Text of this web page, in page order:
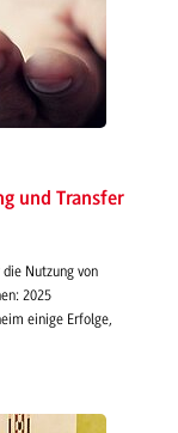
und Transfer
Nutzung von
2025
einige Erfolge,